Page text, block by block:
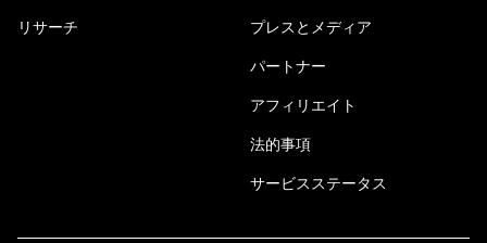
リサーチ プレスとメディア
パートナー
アフィリエイト
法的事項
サービスステータス